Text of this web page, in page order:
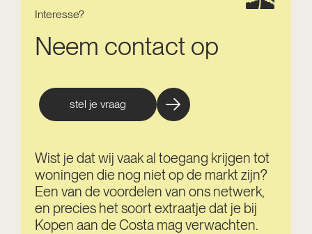
Interesse?
Neem contact op
stel je vraag
Wist je dat wij vaak al toegang krijgen tot
woningen die nog niet op de markt zijn?
Een van de voordelen van ons netwerk,
en precies het soort extraatje dat je bij
Kopen aan de Costa mag verwachten.